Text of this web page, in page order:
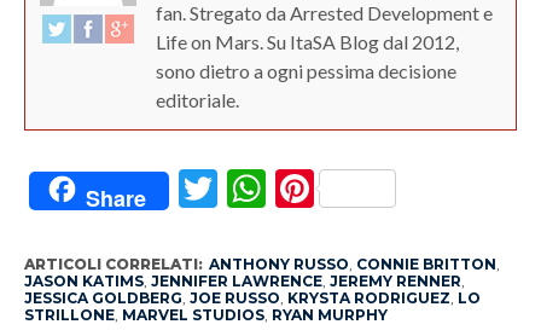
fan. Stregato da Arrested Development e
Life on Mars. Su ItaSA Blog dal 2012,
sono dietro a ogni pessima decisione
editoriale.
Share Twitter
WhatsApp
Pinterest
ARTICOLI CORRELATI: ANTHONY RUSSO, CONNIE BRITTON,
JASON KATIMS, JENNIFER LAWRENCE, JEREMY RENNER,
JESSICA GOLDBERG, JOE RUSSO, KRYSTA RODRIGUEZ, LO
STRILLONE, MARVEL STUDIOS, RYAN MURPHY